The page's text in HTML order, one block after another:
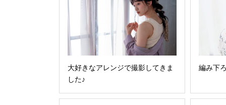
大好きなアレンジで撮影してきま
した♪
編み下